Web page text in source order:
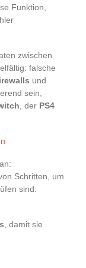
Funktion,
zwischen
falsche
und
sein,
, der PS4
Schritten, um
sind:
, damit sie